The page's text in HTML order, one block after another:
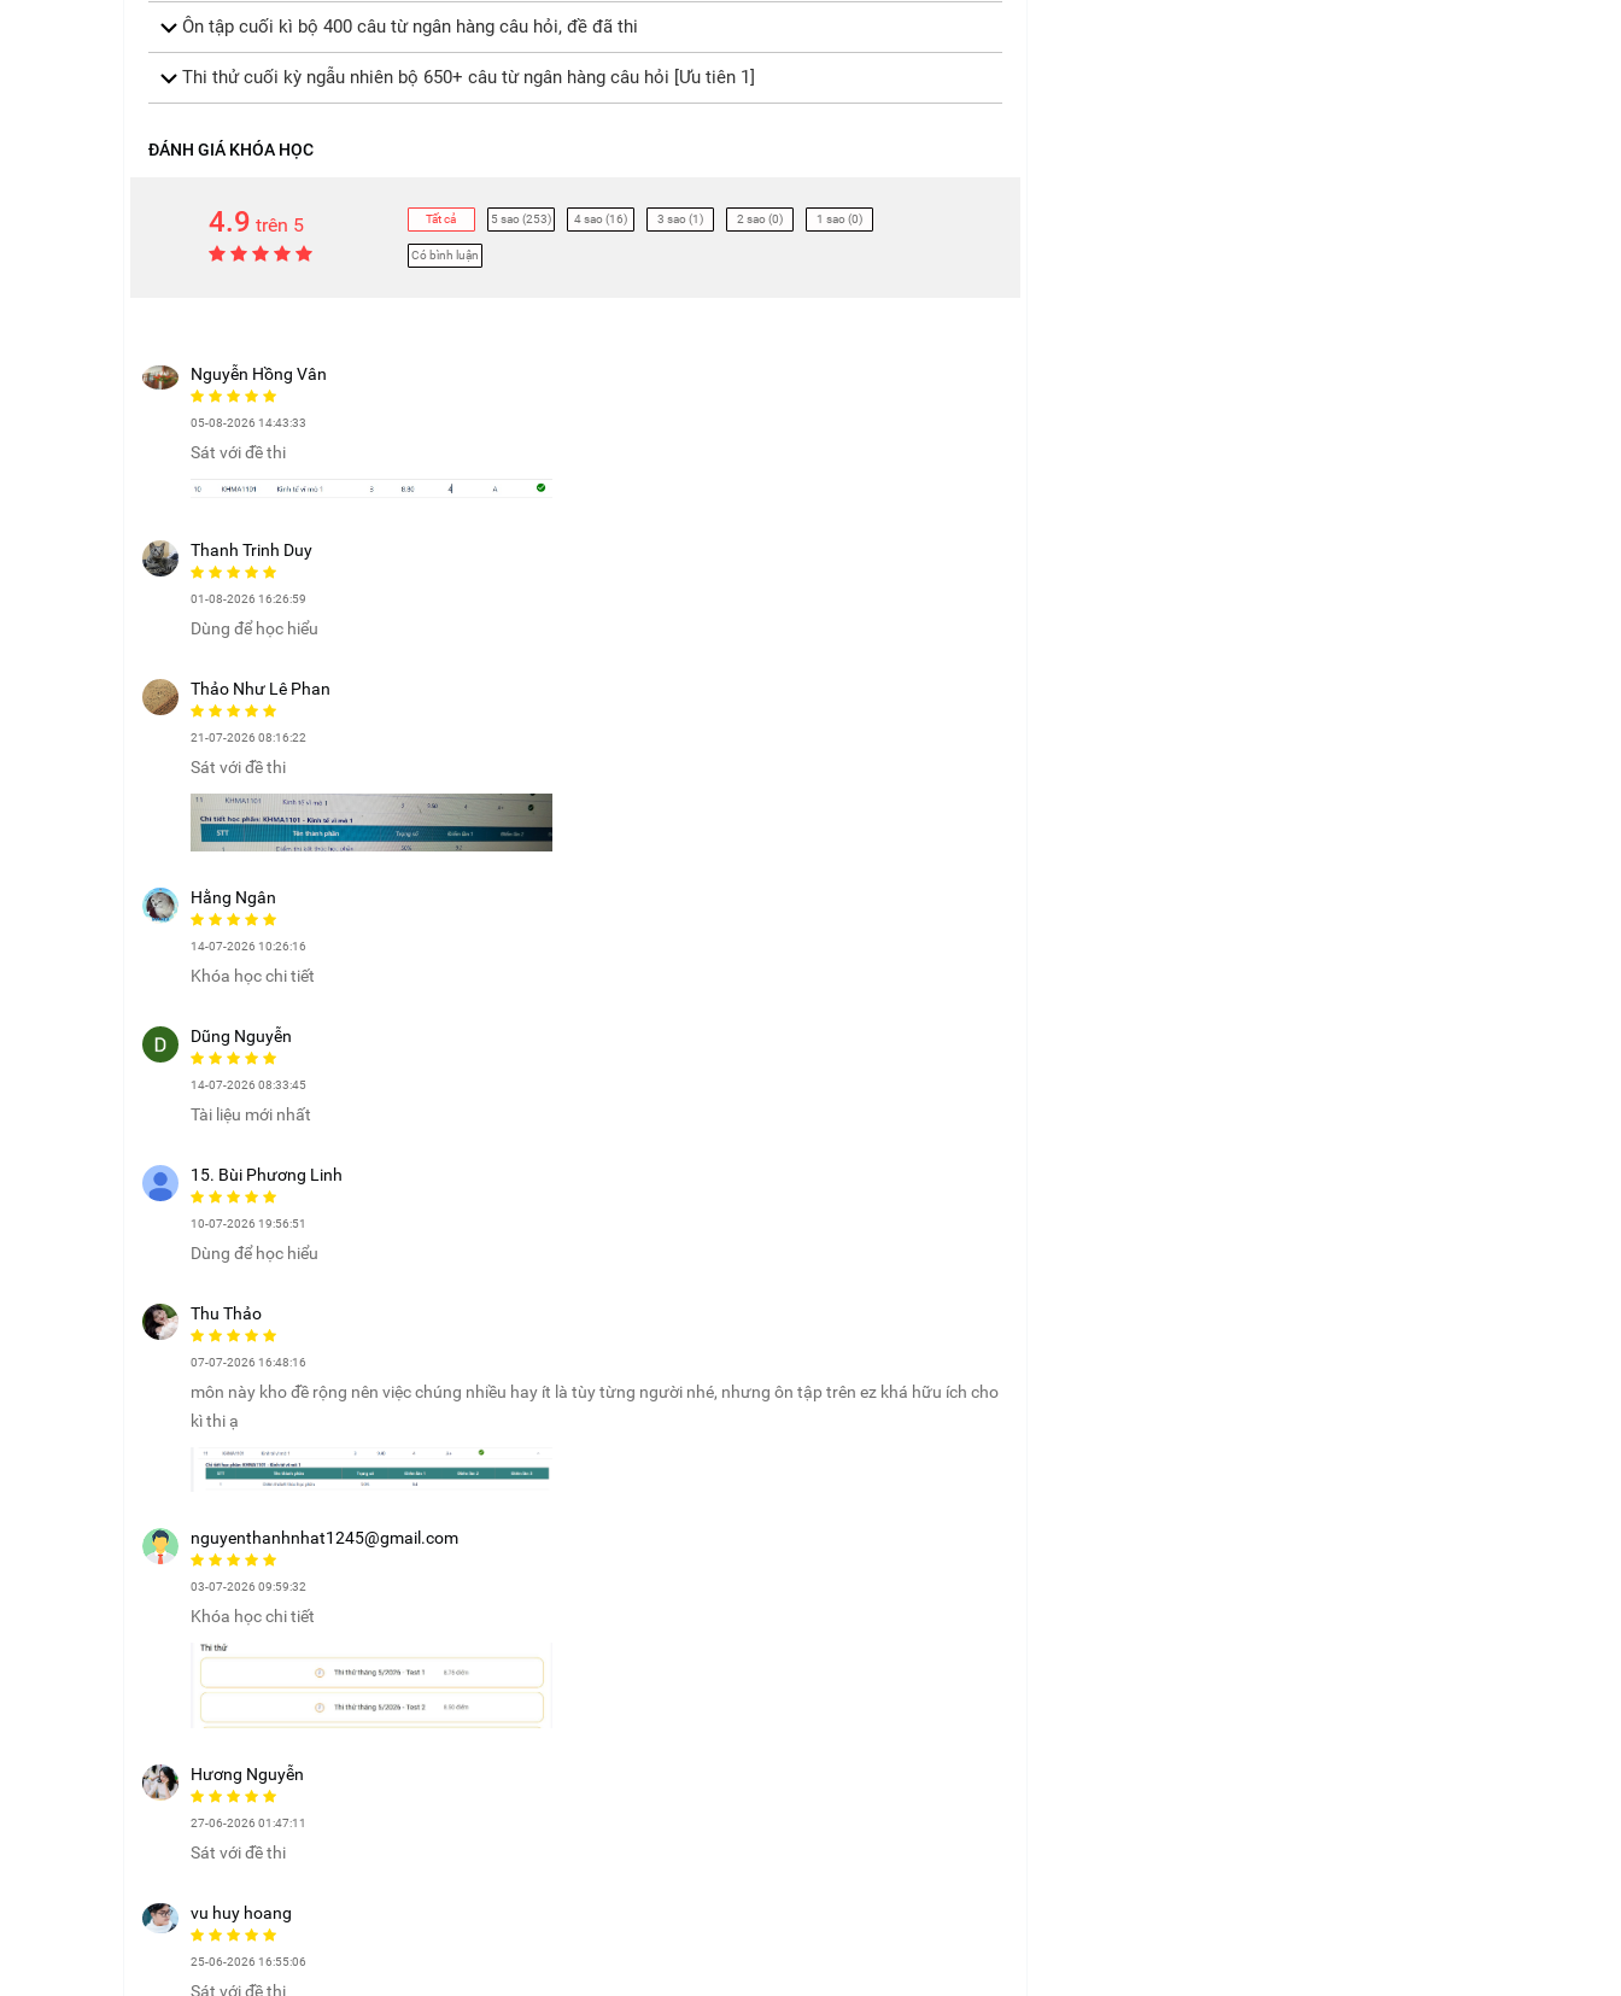
Ôn tập cuối kì bộ 400 câu từ ngân hàng câu hỏi, đề đã thi
Thi thử cuối kỳ ngẫu nhiên bộ 650+ câu từ ngân hàng câu hỏi [Ưu tiên 1]
ĐÁNH GIÁ KHÓA HỌC
4.9 trên 5 Tất cả 5 sao (253) 4 sao (16) 3 sao (1) 2 sao (0) 1 sao (0)
Có bình luận
Nguyễn Hồng Vân
05-08-2026 14:43:33
Sát với đề thi
Thanh Trinh Duy
01-08-2026 16:26:59
Dùng để học hiểu
Thảo Như Lê Phan
21-07-2026 08:16:22
Sát với đề thi
Hằng Ngân
14-07-2026 10:26:16
Khóa học chi tiết
Dũng Nguyễn
14-07-2026 08:33:45
Tài liệu mới nhất
15. Bùi Phương Linh
10-07-2026 19:56:51
Dùng để học hiểu
Thu Thảo
07-07-2026 16:48:16
môn này kho đề rộng nên việc chúng nhiều hay ít là tùy từng người nhé, nhưng ôn tập trên ez khá hữu ích cho
kì thi ạ
nguyenthanhnhat1245@gmail.com
03-07-2026 09:59:32
Khóa học chi tiết
Hương Nguyễn
27-06-2026 01:47:11
Sát với đề thi
vu huy hoang
25-06-2026 16:55:06
Sát với đề thi